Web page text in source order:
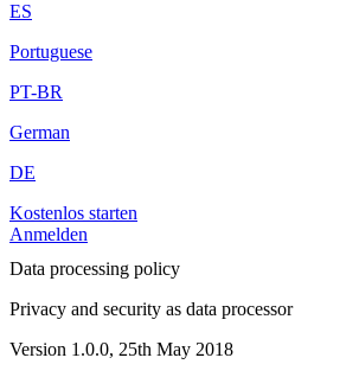
ES
Portuguese
PT-BR
German
DE
Kostenlos starten
Anmelden
Data processing policy
Privacy and security as data processor
Version 1.0.0, 25th May 2018